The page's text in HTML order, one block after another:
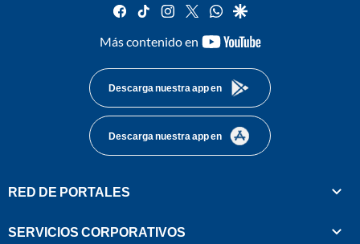
facebook
tiktok instagram
twitterwhatsapp
google
Más contenido en
youtube-
Descarga nuestra app en
Descarga nuestra app en
RED DE PORTALES
SERVICIOS CORPORATIVOS